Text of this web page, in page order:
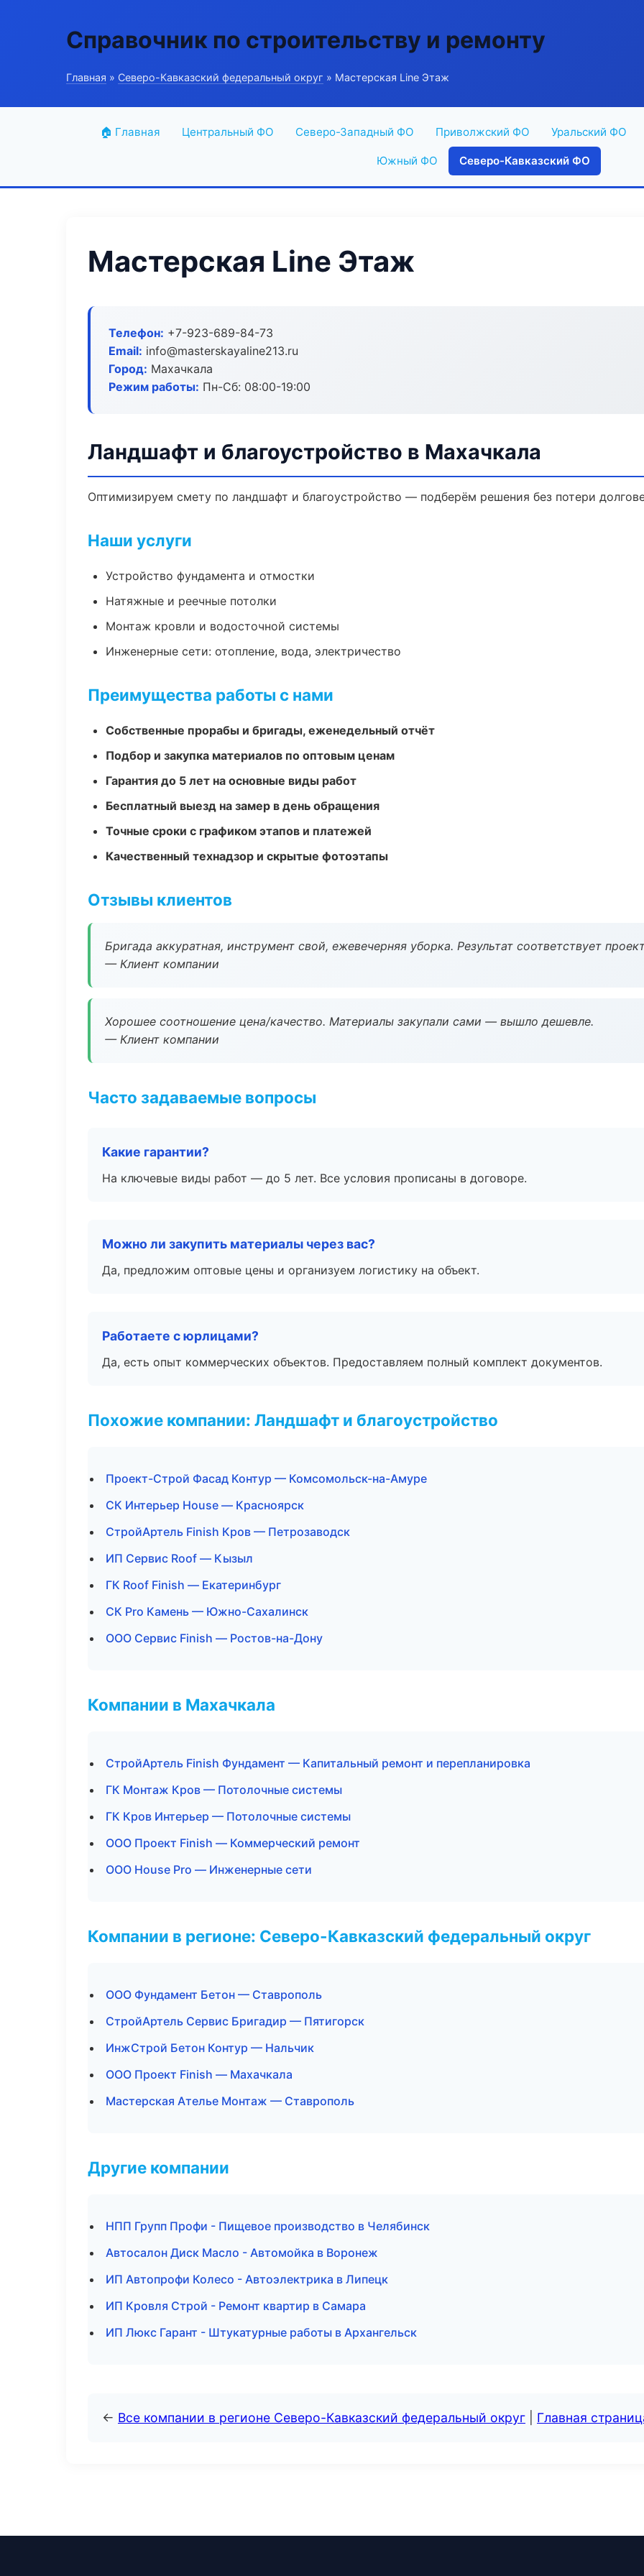
Справочник по строительству и ремонту
Главная » Северо-Кавказский федеральный округ » Мастерская Line Этаж
🏠 Главная Центральный ФО Северо-Западный ФО Приволжский ФО Уральский ФО
Южный ФО Северо-Кавказский ФО
Мастерская Line Этаж
Телефон: +7-923-689-84-73
Email: info@masterskayaline213.ru
Город: Махачкала
Режим работы: Пн-Сб: 08:00-19:00
Ландшафт и благоустройство в Махачкала
Оптимизируем смету по ландшафт и благоустройство — подберём решения без потери
Наши услуги
Устройство фундамента и отмостки
Натяжные и реечные потолки
Монтаж кровли и водосточной системы
Инженерные сети: отопление, вода, электричество
Преимущества работы с нами
Собственные прорабы и бригады, еженедельный отчёт
Подбор и закупка материалов по оптовым ценам
Гарантия до 5 лет на основные виды работ
Бесплатный выезд на замер в день обращения
Точные сроки с графиком этапов и платежей
Качественный технадзор и скрытые фотоэтапы
Отзывы клиентов
Бригада аккуратная, инструмент свой, ежевечерняя уборка. Результат соответствует
— Клиент компании
Хорошее соотношение цена/качество. Материалы закупали сами — вышло дешевле.
— Клиент компании
Часто задаваемые вопросы
Какие гарантии?
На ключевые виды работ — до 5 лет. Все условия прописаны в договоре.
Можно ли закупить материалы через вас?
Да, предложим оптовые цены и организуем логистику на объект.
Работаете с юрлицами?
Да, есть опыт коммерческих объектов. Предоставляем полный комплект документов.
Похожие компании: Ландшафт и благоустройство
Проект-Строй Фасад Контур — Комсомольск-на-Амуре
СК Интерьер House — Красноярск
СтройАртель Finish Кров — Петрозаводск
ИП Сервис Roof — Кызыл
ГК Roof Finish — Екатеринбург
СК Pro Камень — Южно-Сахалинск
ООО Сервис Finish — Ростов-на-Дону
Компании в Махачкала
СтройАртель Finish Фундамент — Капитальный ремонт и перепланировка
ГК Монтаж Кров — Потолочные системы
ГК Кров Интерьер — Потолочные системы
ООО Проект Finish — Коммерческий ремонт
ООО House Pro — Инженерные сети
Компании в регионе: Северо-Кавказский федеральный округ
ООО Фундамент Бетон — Ставрополь
СтройАртель Сервис Бригадир — Пятигорск
ИнжСтрой Бетон Контур — Нальчик
ООО Проект Finish — Махачкала
Мастерская Ателье Монтаж — Ставрополь
Другие компании
НПП Групп Профи - Пищевое производство в Челябинск
Автосалон Диск Масло - Автомойка в Воронеж
ИП Автопрофи Колесо - Автоэлектрика в Липецк
ИП Кровля Строй - Ремонт квартир в Самара
ИП Люкс Гарант - Штукатурные работы в Архангельск
← Все компании в регионе Северо-Кавказский федеральный округ Главная